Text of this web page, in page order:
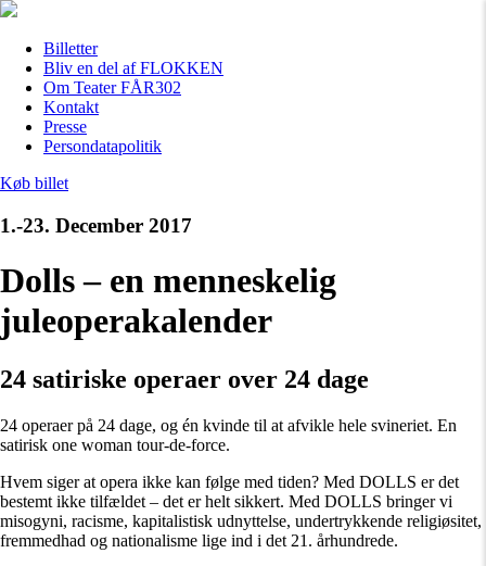
Billetter
Bliv en del af FLOKKEN
Om Teater FÅR302
Kontakt
Presse
Persondatapolitik
Køb billet
1.-23. December 2017
Dolls – en menneskelig
juleoperakalender
24 satiriske operaer over 24 dage
24 operaer på 24 dage, og én kvinde til at afvikle hele svineriet. En
satirisk one woman tour-de-force.
Hvem siger at opera ikke kan følge med tiden? Med DOLLS er det
bestemt ikke tilfældet – det er helt sikkert. Med DOLLS bringer vi
misogyni, racisme, kapitalistisk udnyttelse, undertrykkende religiøsitet,
fremmedhad og nationalisme lige ind i det 21. århundrede.